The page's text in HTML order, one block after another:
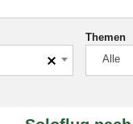
Themen
Alle